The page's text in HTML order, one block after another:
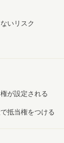
いリスク
が設定される
抵当権をつける